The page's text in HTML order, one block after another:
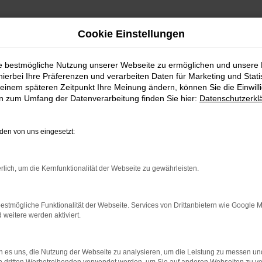
mit Lieferservice
BMW 5er Reihe für
Reihe herum und möchtest bald mit diesem
wir bieten dieses erstklassige Fahrzeug zu
die Spezialisten für die BMW 5er Reihe und eine
Fahrzeuge aus erster Hand anbieten und du
für den einheimischen Markt und
nicht zu uns nach Garching bei München
es möglich und stellt dir dein Fahrzeug direkt vor
Cookie Einstellungen
bestmögliche Nutzung unserer Webseite zu ermöglichen und unsere
Ihre Präferenzen und verarbeiten Daten für Marketing und
späteren Zeitpunkt Ihre Meinung ändern, können Sie die
zum Umfang der Datenverarbeitung finden Sie hier:
von uns eingesetzt:
um die Kernfunktionalität der Webseite zu gewährleisten.
Funktionalität der Webseite. Services von Drittanbietern wie Google
weitere werden aktiviert.
es uns, die Nutzung der Webseite zu analysieren, um die Leistung zu messen